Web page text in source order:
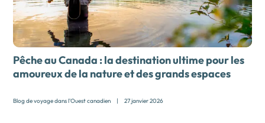
Pêche au Canada : la destination ultime pour les
amoureux de la nature et des grands espaces
Blog de voyage dans l'Ouest canadien | 27 janvier 2026